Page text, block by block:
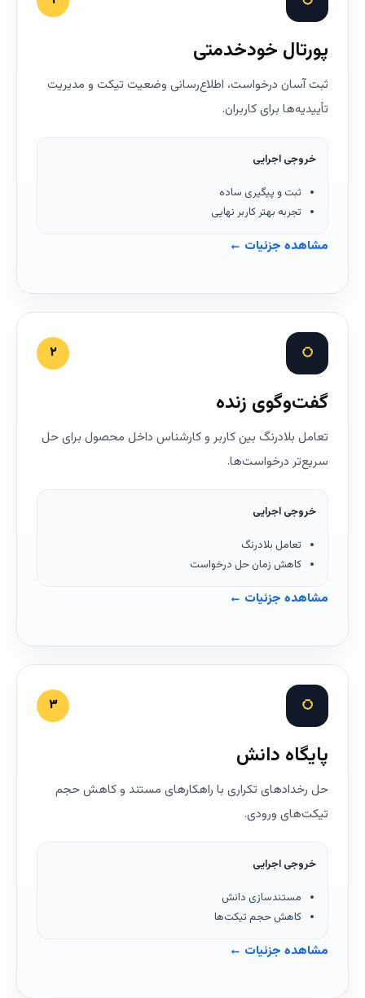
پورتال خودخدمتی
ثبت آسان درخواست، اطلاع‌رسانی وضعیت تیکت و مدیریت
تأییدیه‌ها برای کاربران.
خروجی اجرایی
ثبت و پیگیری ساده
تجربه بهتر کاربر نهایی
مشاهده جزئیات ←
◌ ۲
گفت‌وگوی زنده
تعامل بلادرنگ بین کاربر و کارشناس داخل محصول برای حل
سریع‌تر درخواست‌ها.
خروجی اجرایی
تعامل بلادرنگ
کاهش زمان حل درخواست
مشاهده جزئیات ←
◌ ۳
پایگاه دانش
حل رخدادهای تکراری با راهکارهای مستند و کاهش حجم
تیکت‌های ورودی.
خروجی اجرایی
مستندسازی دانش
کاهش حجم تیکت‌ها
مشاهده جزئیات ←